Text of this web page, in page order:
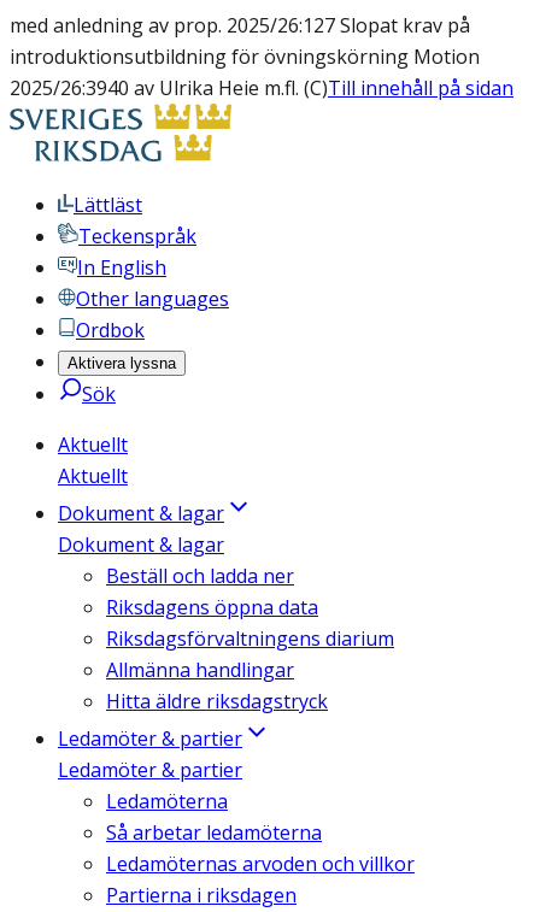
med anledning av prop. 2025/26:127 Slopat krav på
introduktionsutbildning för övningskörning Motion
2025/26:3940 av Ulrika Heie m.fl. (C)Till innehåll på sidan
Lättläst
Teckenspråk
In English
Other languages
Ordbok
Aktivera lyssna
Sök
Aktuellt
Aktuellt
Dokument & lagar
Dokument & lagar
Beställ och ladda ner
Riksdagens öppna data
Riksdagsförvaltningens diarium
Allmänna handlingar
Hitta äldre riksdagstryck
Ledamöter & partier
Ledamöter & partier
Ledamöterna
Så arbetar ledamöterna
Ledamöternas arvoden och villkor
Partierna i riksdagen